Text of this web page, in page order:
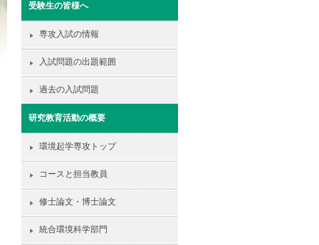
受験生の皆様へ
専攻入試の情報
入試問題の出題範囲
過去の入試問題
研究教育活動の概要
環境起学専攻トップ
コースと担当教員
修士論文・博士論文
統合環境科学部門